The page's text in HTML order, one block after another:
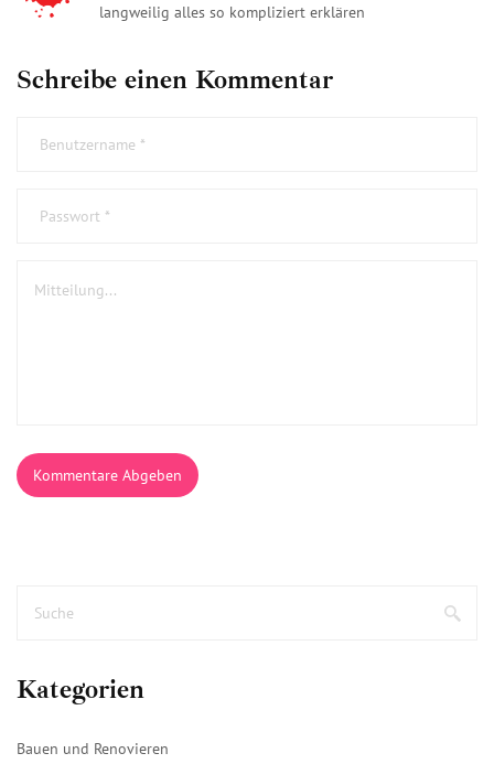
langweilig alles so kompliziert erklären
Schreibe einen Kommentar
Kommentare Abgeben
Kategorien
Bauen und Renovieren